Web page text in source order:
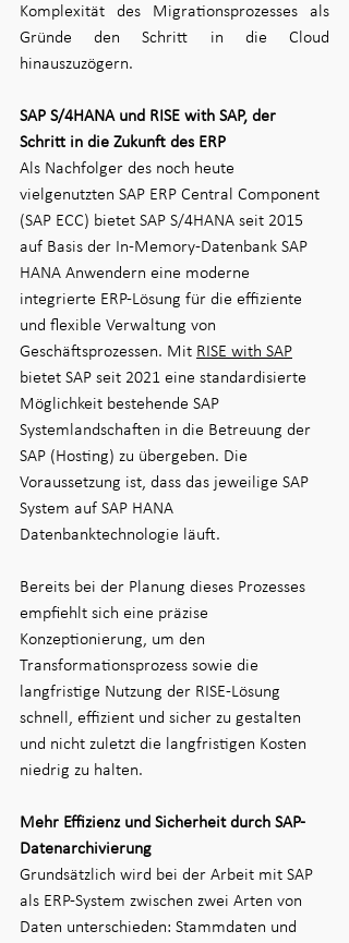
Komplexität des Migrationsprozesses als
Gründe den Schritt in die Cloud
hinauszuzögern.
SAP S/4HANA und RISE with SAP, der
Schritt in die Zukunft des ERP
Als Nachfolger des noch heute
vielgenutzten SAP ERP Central Component
(SAP ECC) bietet SAP S/4HANA seit 2015
auf Basis der In-Memory-Datenbank SAP
HANA Anwendern eine moderne
integrierte ERP-Lösung für die effiziente
und flexible Verwaltung von
Geschäftsprozessen. Mit RISE with SAP
bietet SAP seit 2021 eine standardisierte
Möglichkeit bestehende SAP
Systemlandschaften in die Betreuung der
SAP (Hosting) zu übergeben. Die
Voraussetzung ist, dass das jeweilige SAP
System auf SAP HANA
Datenbanktechnologie läuft.
Bereits bei der Planung dieses Prozesses
empfiehlt sich eine präzise
Konzeptionierung, um den
Transformationsprozess sowie die
langfristige Nutzung der RISE-Lösung
schnell, effizient und sicher zu gestalten
und nicht zuletzt die langfristigen Kosten
niedrig zu halten.
Mehr Effizienz und Sicherheit durch SAP-
Datenarchivierung
Grundsätzlich wird bei der Arbeit mit SAP
als ERP-System zwischen zwei Arten von
Daten unterschieden: Stammdaten und